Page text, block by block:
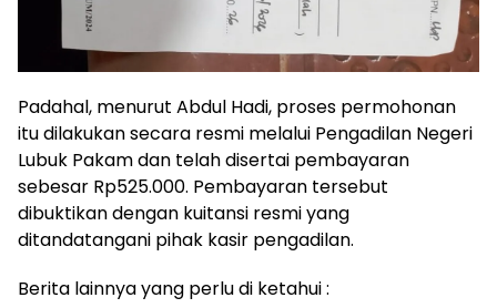
Padahal, menurut Abdul Hadi, proses permohonan
itu dilakukan secara resmi melalui Pengadilan Negeri
Lubuk Pakam dan telah disertai pembayaran
sebesar Rp525.000. Pembayaran tersebut
dibuktikan dengan kuitansi resmi yang
ditandatangani pihak kasir pengadilan.
Berita lainnya yang perlu di ketahui :